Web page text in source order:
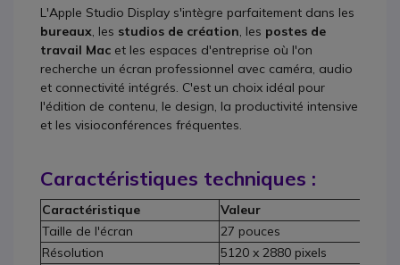
L'Apple Studio Display s'intègre parfaitement dans les
bureaux, les studios de création, les postes de
travail Mac et les espaces d'entreprise où l'on
recherche un écran professionnel avec caméra, audio
et connectivité intégrés. C'est un choix idéal pour
l'édition de contenu, le design, la productivité intensive
et les visioconférences fréquentes.
Caractéristiques techniques :
Caractéristique
Valeur
Taille de l'écran
27 pouces
Résolution
5120 x 2880 pixels